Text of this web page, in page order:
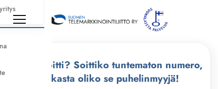
Kuka soitti? Soittiko tuntematon numero,
tarkasta oliko se puhelinmyyjä!